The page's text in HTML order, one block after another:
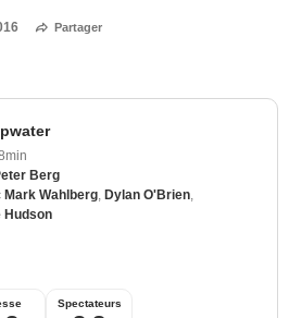
Partager
Berg
Mark Wahlberg Dylan O'Brien
Hudson
Spectateurs